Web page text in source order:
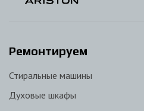
Ремонтируем
Стиральные машины
Духовые шкафы